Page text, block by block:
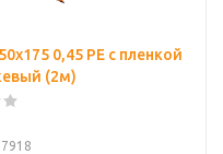
0,45 PE с пленкой
(2м)